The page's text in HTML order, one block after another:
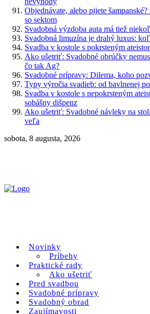
Objednávate, alebo pijete
so sektom
Svadobná výzdoba auta má tiež
Svadobná limuzína je drahý luxus:
Svadba v kostole s pokrsteným
Ako ušetriť: Svadobné obrúčky
čo tak Ag?
Svadobné prípravy: Dilema, koho
Typy výročia svadieb: od bavlnenej
Svadba v kostole s nepokrsteným
sobášny dišpenz
Ako ušetriť: Svadobné návleky na
veľa
sobota, 8 augusta, 2026
Novinky
Príbehy
Praktické rady
Ako ušetriť
Pred svadbou
Svadobné prípravy
Svadobný obrad
Zaujímavosti